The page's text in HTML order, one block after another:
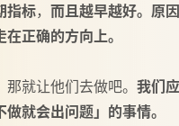
指标，而且越早越好。原
正确的方向上。
那就让他们去做吧。我们
就会出问题」的事情。